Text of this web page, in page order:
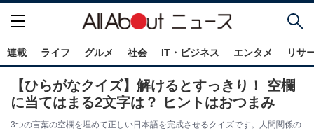
連載 ライフ グルメ 社会 IT・ビジネス エンタメ リサ
【ひらがなクイズ】解けるとすっきり！ 空欄
に当てはまる2文字は？ ヒントはおつまみ
3つの言葉の空欄を埋めて正しい日本語を完成させるクイズです。人間関係の